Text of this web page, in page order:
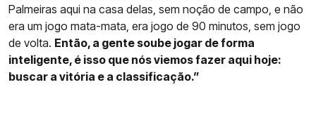
Palmeiras aqui na casa delas, sem noção de campo, e não
era um jogo mata-mata, era jogo de 90 minutos, sem jogo
de volta. Então, a gente soube jogar de forma
inteligente, é isso que nós viemos fazer aqui hoje:
buscar a vitória e a classificação.”